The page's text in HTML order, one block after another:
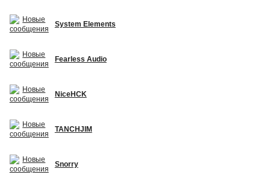
System Elements
Fearless Audio
NiceHCK
TANCHJIM
Snorry